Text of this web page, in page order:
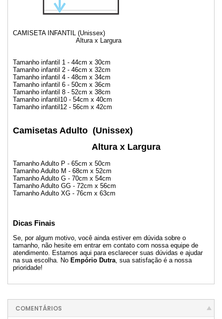
CAMISETA INFANTIL (Unissex)
Altura x Largura
Tamanho infantil 1 - 44cm x 30cm
Tamanho infantil 2 - 46cm x 32cm
Tamanho infantil 4 - 48cm x 34cm
Tamanho infantil 6 - 50cm x 36cm
Tamanho infantil 8 - 52cm x 38cm
Tamanho infantil10 - 54cm x 40cm
Tamanho infantil12 - 56cm x 42cm
Camisetas Adulto (Unissex)
Altura x Largura
Tamanho Adulto P - 65cm x 50cm
Tamanho Adulto M - 68cm x 52cm
Tamanho Adulto G - 70cm x 54cm
Tamanho Adulto GG - 72cm x 56cm
Tamanho Adulto XG - 76cm x 63cm
Dicas Finais
Se, por algum motivo, você ainda estiver em dúvida sobre o
tamanho, não hesite em entrar em contato com nossa equipe de
atendimento. Estamos aqui para esclarecer suas dúvidas e ajudar
na sua escolha. No Empório Dutra, sua satisfação é a nossa
prioridade!
COMENTÁRIOS